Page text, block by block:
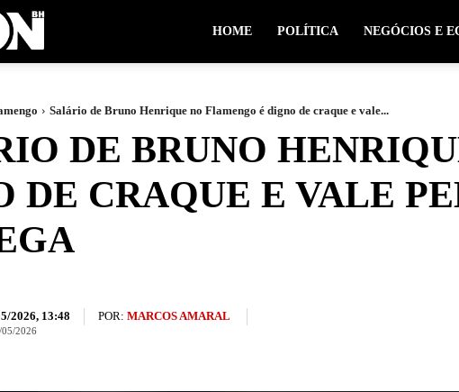
HOME POLÍTICA NEGÓCIOS E
Salário de Bruno Henrique no Flamengo é digno de craque e vale...
DE BRUNO
DE CRAQUE E VALE
2026, 13:48 POR: MARCOS AMARAL
05/2026